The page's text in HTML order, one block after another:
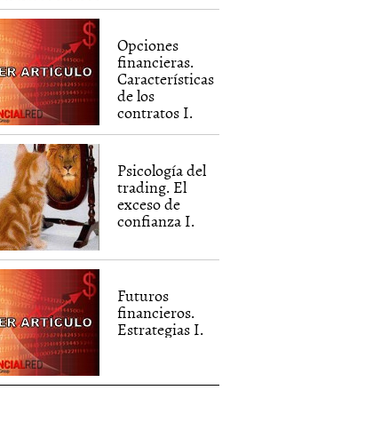
Opciones
financieras.
Características
de los
contratos I.
Psicología del
trading. El
exceso de
confianza I.
Futuros
financieros.
Estrategias I.